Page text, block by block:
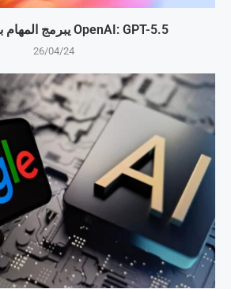
OpenAI: GPT-5.5 يبرمج المهام بذكاء متطور
26/04/24